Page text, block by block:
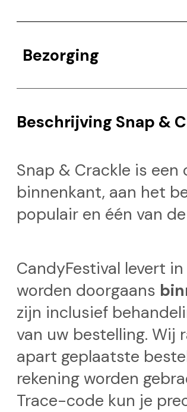
Bezorging
Beschrijving Snap &
Snap & Crackle is
binnenkant, aan het
populair en één van
CandyFestival levert
worden doorgaans
zijn inclusief
van uw bestelling. Wij
apart geplaatste
rekening worden
Trace-code kun je